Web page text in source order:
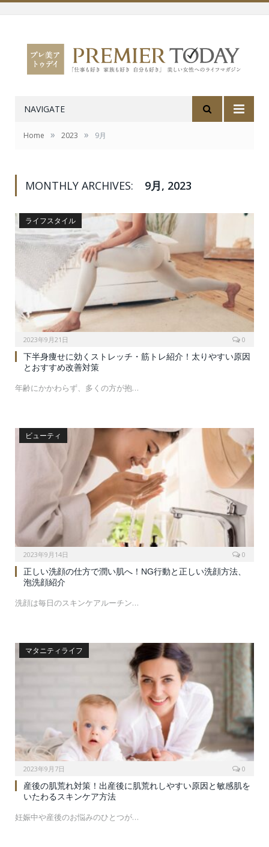
NAVIGATE
Home » 2023 » 9月
MONTHLY ARCHIVES: 9月, 2023
ライフスタイル
2023年9月21日 0
下半身痩せに効くストレッチ・筋トレ紹介！太りやすい原因
とおすすめ改善対策
年齢にかかわらず、多くの方が抱…
ビューティ
2023年9月14日 0
正しい洗顔の仕方で潤い肌へ！NG行動と正しい洗顔方法、
泡洗顔紹介
洗顔は毎日のスキンケアルーチン…
マタニティライフ
2023年9月7日 0
産後の肌荒れ対策！出産後に肌荒れしやすい原因と敏感肌を
いたわるスキンケア方法
妊娠中や産後のお悩みのひとつが…